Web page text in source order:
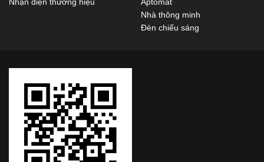
Nhà thông minh
Đèn chiếu sáng